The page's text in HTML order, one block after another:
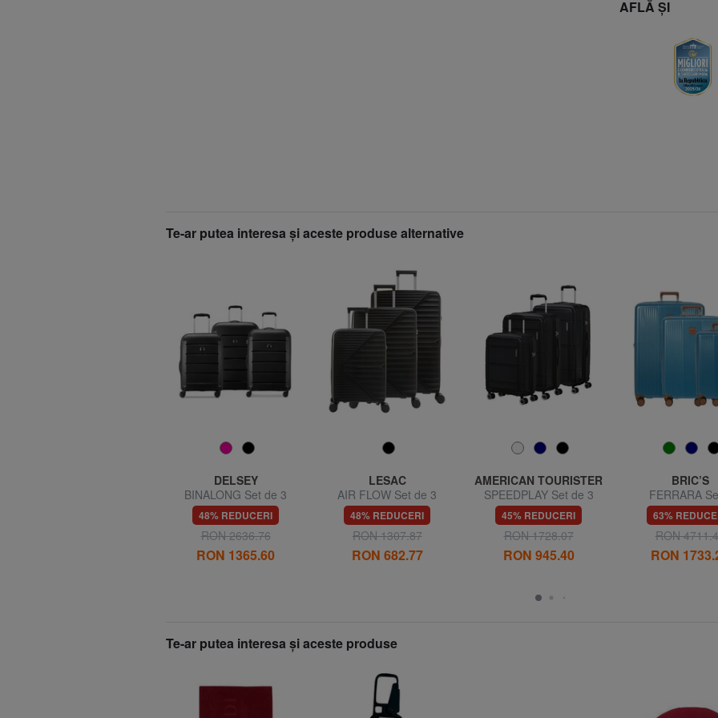
AFLĂ ȘI
Te-ar putea interesa şi aceste produse alternative
DELSEY
BINALONG Set de 3
cărucioare: cabină+mediu,
mare expansiune
48% REDUCERI
RON 2636.76
RON 1365.60
LESAC
AIR FLOW Set de 3
cărucioare: cabină, mediu,
mare
48% REDUCERI
RON 1307.87
RON 682.77
AMERICAN TOURISTER
SPEEDPLAY Set de 3
cărucioare: cabină, mediu,
mare
45% REDUCERI
RON 1728.07
RON 945.40
BRIC’S
FERRARA
carucioare:
extensibil mediu
63%
RON
RON
Te-ar putea interesa şi aceste produse